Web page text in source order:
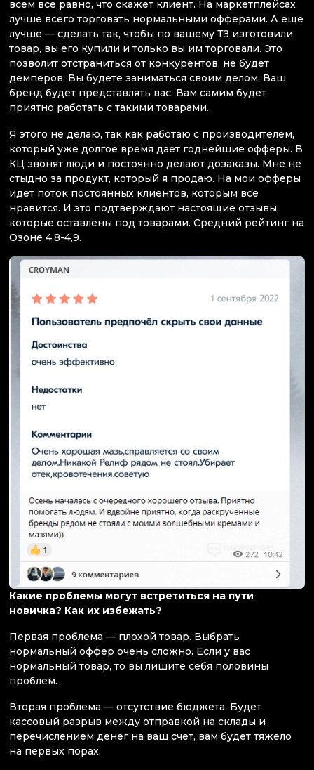
всем все равно, что скажет клиент. На маркетплейсах
лучше всего торговать нормальными офферами. А еще
лучше — сделать так, чтобы по вашему ТЗ изготовили
товар, вы его купили и только вы им торговали. Это
позволит отстраниться от конкурентов, не будет
демперов. Вы будете заниматься своим делом. Ваш
бренд будет представлять вас. Вам самим будет
приятно работать с такими товарами.
Я этого не делаю, так как работаю с производителем,
который уже долгое время дает годнейшие офферы. В
КЦ звонят люди и постоянно делают дозаказы. Мне не
стыдно за продукт, который я продаю. На мои офферы
идет поток постоянных клиентов, которым все
нравится. И это подтверждают настоящие отзывы,
которые оставлены под товарами. Средний рейтинг на
Озоне 4,8-4,9.
Какие проблемы могут встретиться на пути
новичка? Как их избежать?
Первая проблема — плохой товар. Выбрать
нормальный оффер очень сложно. Если у вас
нормальный товар, то вы лишите себя половины
проблем.
Вторая проблема — отсутствие бюджета. Будет
кассовый разрыв между отправкой на склады и
перечислением денег на ваш счет, вам будет тяжело
на первых порах.